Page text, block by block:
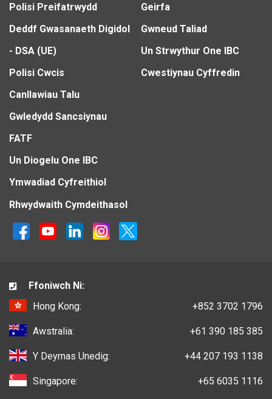
Polisi Preifatrwydd
Deddf Gwasanaeth Digidol
- DSA (UE)
Polisi Cwcis
Canllawiau Talu
Gwledydd Sancsiynau
FATF
Un Diogelu One IBC
Ymwadiad Cyfreithiol
Geirfa
Gwneud Taliad
Un Strwythur One IBC
Cwestiynau Cyffredin
Rhwydwaith Cymdeithasol
Ffoniwch Ni:
Hong Kong:
+852 3702 1796
Awstralia: +61 390 185 385
Y Deyrnas Unedig: +44 207 193 1138
Singapore: +65 6035 1116